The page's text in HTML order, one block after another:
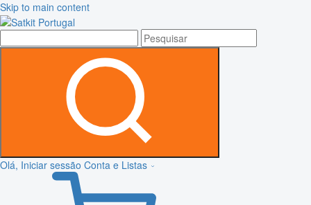
Skip to main content
Olá, Iniciar sessão Conta e Listas